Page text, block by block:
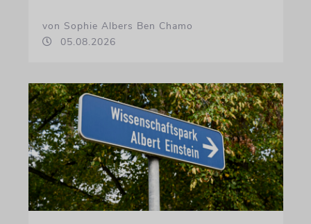
von Sophie Albers Ben Chamo
05.08.2026